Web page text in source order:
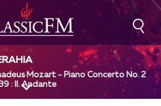
Mozart - Piano Concerto No. 2 in
: II. Andante